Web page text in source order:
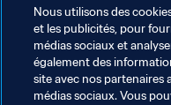
Thèmes en lien
Développement
Nous utilisons des
et les publicités, pour
médias sociaux et
également des
site avec nos partenaires
médias sociaux. Vous